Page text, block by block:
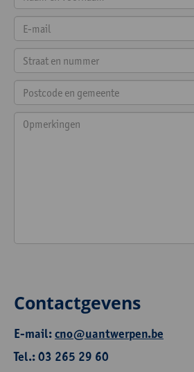
Contactgevens
E-mail:cno@uantwerpen.be
Tel.: 03 265 29 60